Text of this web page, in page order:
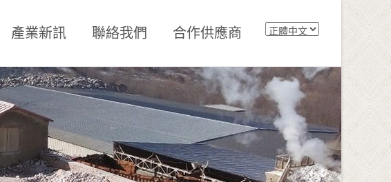
產業新訊 聯絡我們 合作供應商